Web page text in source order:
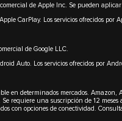
de Apple Inc. Se pueden
CarPlay. Los servicios ofrecidos
de Google LLC.
Auto. Los servicios ofrecidos por
en determinados mercados.
requiere una suscripción de 12
con opciones de conectividad.